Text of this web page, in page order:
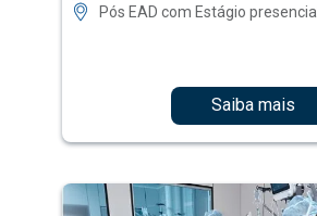
Pós EAD com Estágio presencial
Saiba mais